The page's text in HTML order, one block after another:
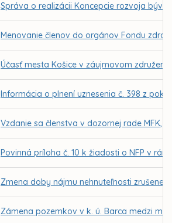
Správa o realizácii Koncepcie rozvoja
Menovanie členov do orgánov Fondu
Účasť mesta Košice v záujmovom združení
Informácia o plnení uznesenia č. 398 z
Vzdanie sa členstva v dozornej rade MFK,
Povinná príloha č. 10 k žiadosti o NFP v
Zmena doby nájmu nehnuteľnosti zrušenej
Zámena pozemkov v k. ú. Barca medzi